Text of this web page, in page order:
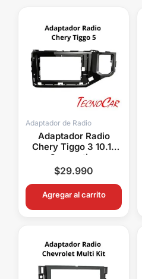
Adaptador de Radio
Adaptador Radio
Chery Tiggo 3 10.1″
Connection
AMCE017T
$29.990
Agregar al carrito